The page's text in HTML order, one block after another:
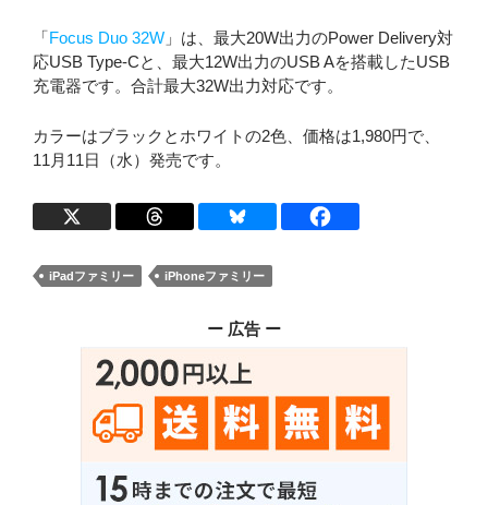
「Focus Duo 32W 」は、最大20W出力のPower Delivery対
応USB Type-Cと、最大12W出力のUSB Aを搭載したUSB
充電器です。合計最大32W出力対応です。
カラーはブラックとホワイトの2色、価格は1,980円で、
11月11日（水）発売です。
iPadファミリー iPhoneファミリー
ー 広告 ー